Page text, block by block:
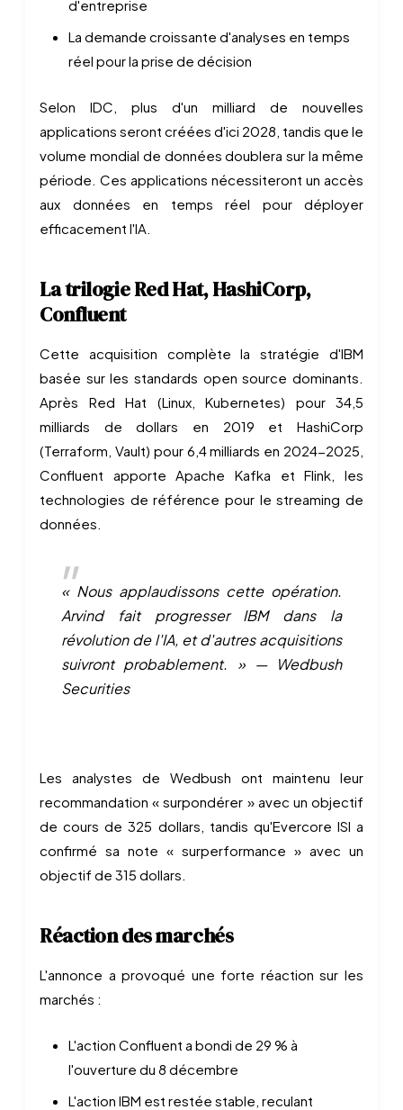
d'entreprise
La demande croissante d'analyses en temps
réel pour la prise de décision
Selon IDC, plus d'un milliard de nouvelles
applications seront créées d'ici 2028, tandis que le
volume mondial de données doublera sur la même
période. Ces applications nécessiteront un accès
aux données en temps réel pour déployer
efficacement l'IA.
La trilogie Red Hat, HashiCorp,
Confluent
Cette acquisition complète la stratégie d'IBM
basée sur les standards open source dominants.
Après Red Hat (Linux, Kubernetes) pour 34,5
milliards de dollars en 2019 et HashiCorp
(Terraform, Vault) pour 6,4 milliards en 2024-2025,
Confluent apporte Apache Kafka et Flink, les
technologies de référence pour le streaming de
données.
« Nous applaudissons cette opération.
Arvind fait progresser IBM dans la
révolution de l'IA, et d'autres acquisitions
suivront probablement. » — Wedbush
Securities
Les analystes de Wedbush ont maintenu leur
recommandation « surpondérer » avec un objectif
de cours de 325 dollars, tandis qu'Evercore ISI a
confirmé sa note « surperformance » avec un
objectif de 315 dollars.
Réaction des marchés
L'annonce a provoqué une forte réaction sur les
marchés :
L'action Confluent a bondi de 29 % à
l'ouverture du 8 décembre
L'action IBM est restée stable, reculant